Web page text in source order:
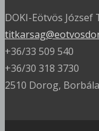
DOKI-Eötvös József
+36/33 509 540
+36/30 318 3730
2510 Dorog,